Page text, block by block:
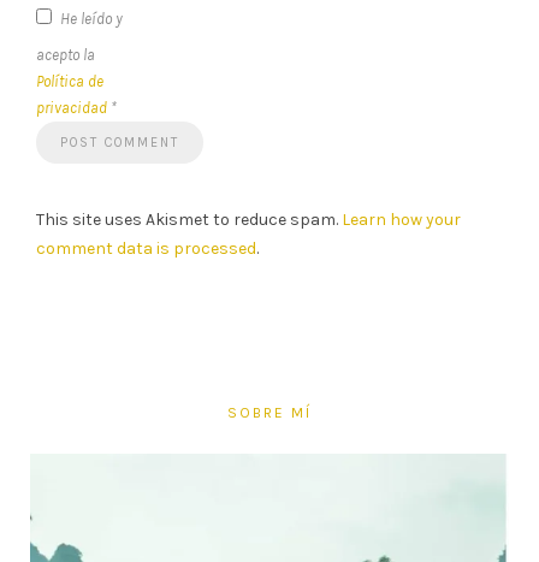
He leído y
acepto la
Política de
privacidad *
This site uses Akismet to reduce spam. Learn how your
comment data is processed.
SOBRE MÍ